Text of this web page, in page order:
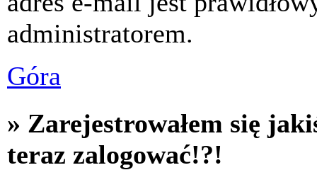
administratorem.
Góra
» Zarejestrowałem się
teraz zalogować!?!